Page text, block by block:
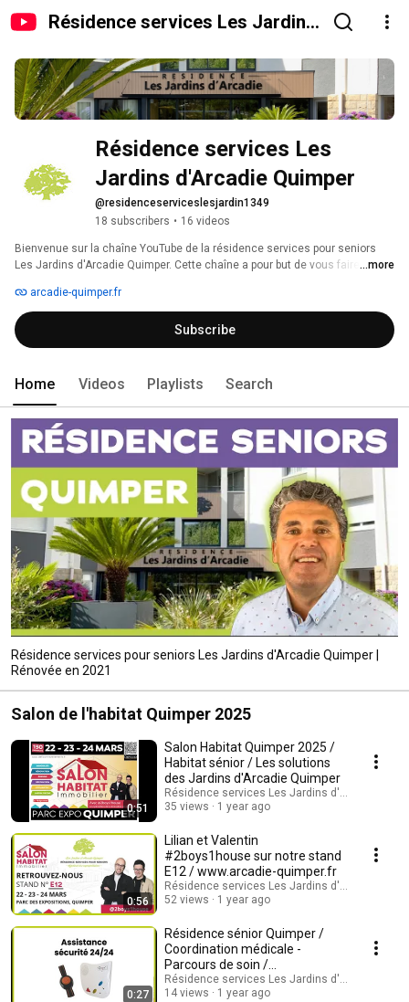
Résidence services Les Jardins
Résidence services Les
Jardins d'Arcadie Quimper
@residenceserviceslesjardin1349
18 subscribers • 16 videos
Bienvenue sur la chaîne YouTube de la résidence services pour seniors
Les Jardins d'Arcadie Quimper. Cette chaîne a pour but de vous faire
quartier de Kerdrézec, à proximité des commerces, la résidence « Les
Jardins d’Arcadie de Quimper » est implantée au cœur d’un écrin de
verdure. Grâce au parc d’un hectare, vous pourrez profiter au quotidien de
la végétation environnante en parcourant les allées à votre rythme.
...more
arcadie-quimper.fr
Subscribe
Home Videos Playlists Search
Résidence services pour seniors Les Jardins d'Arcadie Quimper |
Rénovée en 2021
Salon de l'habitat Quimper 2025
0:51
Salon Habitat Quimper 2025 /
Habitat sénior / Les solutions
des Jardins d'Arcadie Quimper
Résidence services Les Jardins d'Arcadie
35 views
1 year ago
0:56
Lilian et Valentin
#2boys1house sur notre stand
E12 / www.arcadie-quimper.fr
Résidence services Les Jardins d'Arcadie
52 views
1 year ago
0:27
Résidence sénior Quimper /
Coordination médicale -
Parcours de soin /
www.arcadie-quimper.fr
Résidence services Les Jardins d'Arcadie
14 views
1 year ago